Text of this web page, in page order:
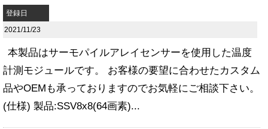
登録日
2021/11/23
本製品はサーモパイルアレイセンサーを使用した温度
計測モジュールです。 お客様の要望に合わせたカスタム
品やOEMも承っておりますのでお気軽にご相談下さい。
(仕様) 製品:SSV8x8(64画素)...